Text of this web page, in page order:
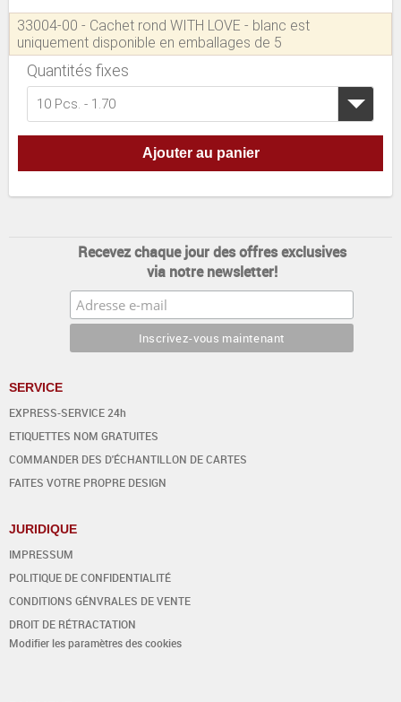
33004-00 - Cachet rond WITH LOVE - blanc est
uniquement disponible en emballages de 5
Quantités fixes
10 Pcs. - 1.70
Ajouter au panier
Recevez chaque jour des offres exclusives
via notre newsletter!
SERVICE
EXPRESS-SERVICE 24h
ETIQUETTES NOM GRATUITES
COMMANDER DES D'ÉCHANTILLON DE CARTES
FAITES VOTRE PROPRE DESIGN
JURIDIQUE
IMPRESSUM
POLITIQUE DE CONFIDENTIALITÉ
CONDITIONS GÉNVRALES DE VENTE
DROIT DE RÉTRACTATION
Modifier les paramètres des cookies